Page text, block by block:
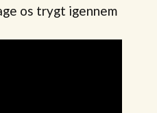
os trygt igennem